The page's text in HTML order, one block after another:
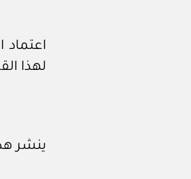
اعتماد
لهذا
ينشر